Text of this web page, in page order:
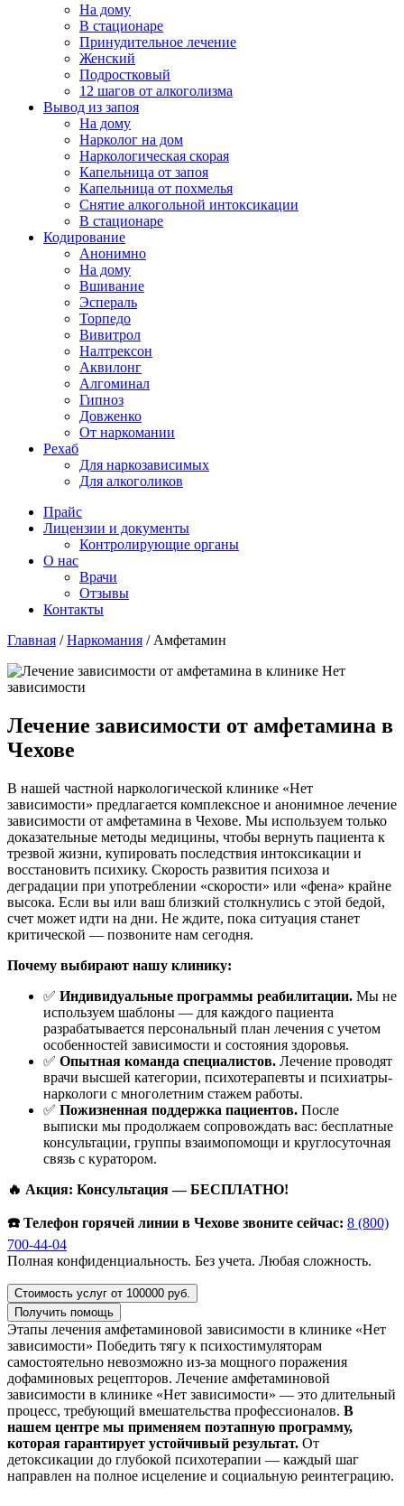
На дому
В стационаре
Принудительное лечение
Женский
Подростковый
12 шагов от алкоголизма
Вывод из запоя
На дому
Нарколог на дом
Наркологическая скорая
Капельница от запоя
Капельница от похмелья
Снятие алкогольной интоксикации
В стационаре
Кодирование
Анонимно
На дому
Вшивание
Эспераль
Торпедо
Вивитрол
Налтрексон
Аквилонг
Алгоминал
Гипноз
Довженко
От наркомании
Рехаб
Для наркозависимых
Для алкоголиков
Прайс
Лицензии и документы
Контролирующие органы
О нас
Врачи
Отзывы
Контакты
Главная /Наркомания / Амфетамин
Лечение зависимости от амфетамина в
Чехове
В нашей частной наркологической клинике «Нет
зависимости» предлагается комплексное и анонимное лечение
зависимости от амфетамина в Чехове. Мы используем только
доказательные методы медицины, чтобы вернуть пациента к
трезвой жизни, купировать последствия интоксикации и
восстановить психику. Скорость развития психоза и
деградации при употреблении «скорости» или «фена» крайне
высока. Если вы или ваш близкий столкнулись с этой бедой,
счет может идти на дни. Не ждите, пока ситуация станет
критической — позвоните нам сегодня.
Почему выбирают нашу клинику:
✅ Индивидуальные программы реабилитации. Мы не
используем шаблоны — для каждого пациента
разрабатывается персональный план лечения с учетом
особенностей зависимости и состояния здоровья.
✅ Опытная команда специалистов. Лечение проводят
врачи высшей категории, психотерапевты и психиатры-
наркологи с многолетним стажем работы.
✅ Пожизненная поддержка пациентов. После
выписки мы продолжаем сопровождать вас: бесплатные
консультации, группы взаимопомощи и круглосуточная
связь с куратором.
🔥 Акция: Консультация — БЕСПЛАТНО!
☎️ Телефон горячей линии в Чехове звоните сейчас: 8 (800)
700-44-04
Полная конфиденциальность. Без учета. Любая сложность.
Стоимость услуг от 100000 руб.
Получить помощь
Этапы лечения амфетаминовой зависимости в клинике «Нет
зависимости» Победить тягу к психостимуляторам
самостоятельно невозможно из-за мощного поражения
дофаминовых рецепторов. Лечение амфетаминовой
зависимости в клинике «Нет зависимости» — это длительный
процесс, требующий вмешательства профессионалов. В
нашем центре мы применяем поэтапную программу,
которая гарантирует устойчивый результат. От
детоксикации до глубокой психотерапии — каждый шаг
направлен на полное исцеление и социальную реинтеграцию.